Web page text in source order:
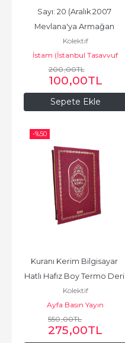
Sepete Ekle
Sayı: 20 (Aralık 2007
Mevlana'ya Armağan
Sayısı)Tasavvuf İlmi ve...
Kolektif
İstam (İstanbul Tasavvuf
Araştırmaları Merkezi)
200,00TL
100,00TL
-%50
Kuranı Kerim Bilgisayar
Hatlı Hafız Boy Termo Deri
Cilt
Kolektif
Ayfa Basın Yayın
550,00TL
275,00TL